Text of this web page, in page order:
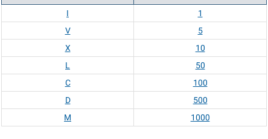
I
1
V
5
X
10
L
50
C
100
D
500
M
1000